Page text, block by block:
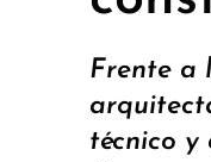
Frente a
técnico